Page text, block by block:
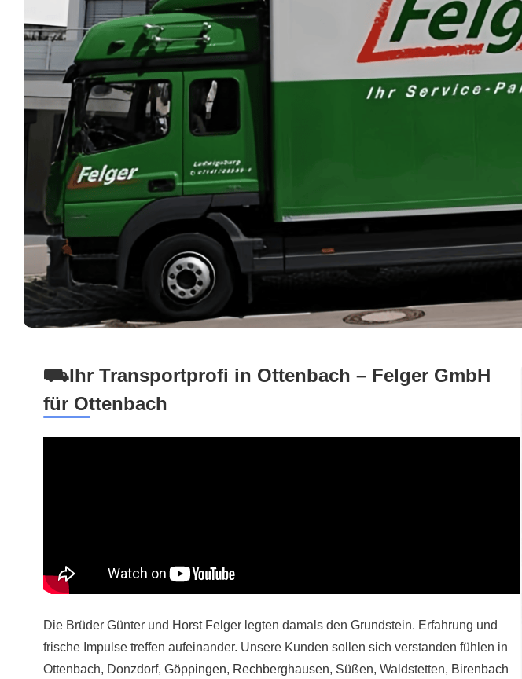
⛟Ihr Transportprofi in Ottenbach – Felger GmbH
für Ottenbach
Die Brüder Günter und Horst Felger legten damals den Grundstein. Erfahrung und
frische Impulse treffen aufeinander. Unsere Kunden sollen sich verstanden fühlen in
Ottenbach, Donzdorf, Göppingen, Rechberghausen, Süßen, Waldstetten, Birenbach